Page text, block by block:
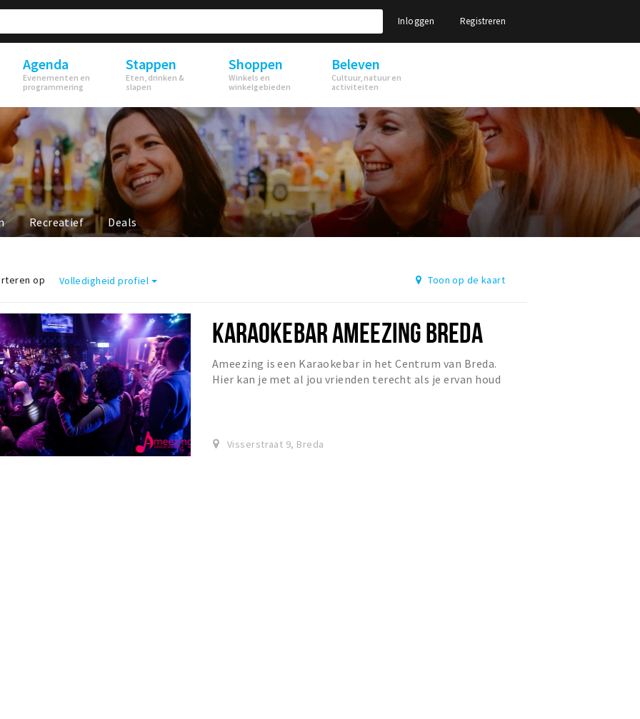
Inloggen Registreren
Agenda
Evenementen en
programmering
Stappen
Eten, drinken &
slapen
Shoppen
Winkels en
winkelgebieden
Beleven
Cultuur, natuur en
activiteiten
Recreatief Deals
op Volledigheid profiel Toon op de kaart
KARAOKEBAR AMEEZING BREDA
Ameezing is een Karaokebar in het Centrum van Breda.
Hier kan je met al jou vrienden terecht als je ervan houd
Visserstraat 9, Breda